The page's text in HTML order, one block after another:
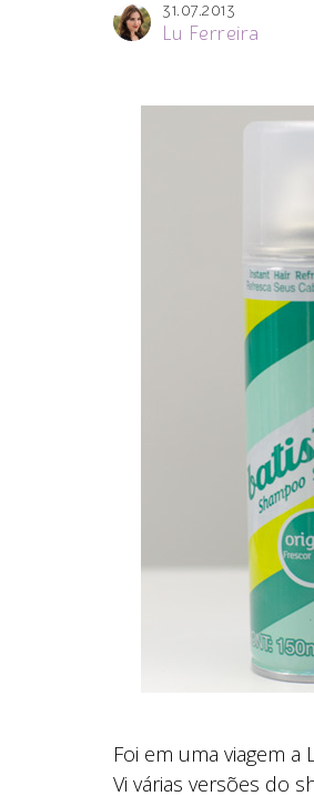
31.07.2013
Lu Ferreira
Foi em uma viagem
Vi várias versões do